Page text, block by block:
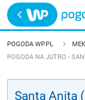
Trwa ładowanie
POLSKA
POGODA WP.PL
POGODA NA JUTRO -